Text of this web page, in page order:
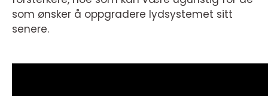
som ønsker å oppgradere lydsystemet sitt
senere.